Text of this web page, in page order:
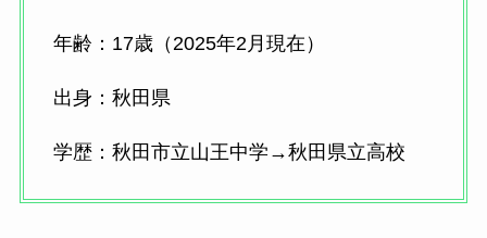
年齢：17歳（2025年2月現在）
出身：秋田県
学歴：秋田市立山王中学→秋田県立高校